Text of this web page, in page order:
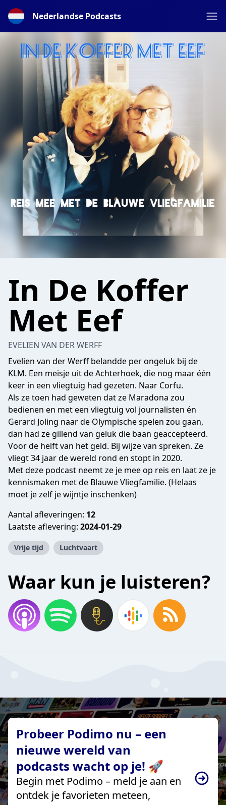
Nederlandse Podcasts
In De Koffer
Met Eef
EVELIEN VAN DER WERFF
Evelien van der Werff belandde per ongeluk bij de
KLM. Een meisje uit de Achterhoek, die nog maar één
keer in een vliegtuig had gezeten. Naar Corfu.
Als ze toen had geweten dat ze Maradona zou
bedienen en met een vliegtuig vol journalisten én
Gerard Joling naar de Olympische spelen zou gaan,
dan had ze gillend van geluk die baan geaccepteerd.
Voor de helft van het geld. Bij wijze van spreken. Ze
vliegt 34 jaar de wereld rond en stopt in 2020.
Met deze podcast neemt ze je mee op reis en laat ze je
kennismaken met de Blauwe Vliegfamilie. (Helaas
moet je zelf je wijntje inschenken)
Aantal afleveringen: 12
Laatste aflevering: 2024-01-29
Vrije tijd Luchtvaart
Waar kun je luisteren?
Probeer Podimo nu – een
nieuwe wereld van
podcasts wacht op je! 🚀
Begin met Podimo – meld je aan en
ontdek je favorieten meteen,